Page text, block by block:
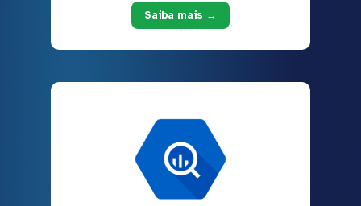
Saiba mais →